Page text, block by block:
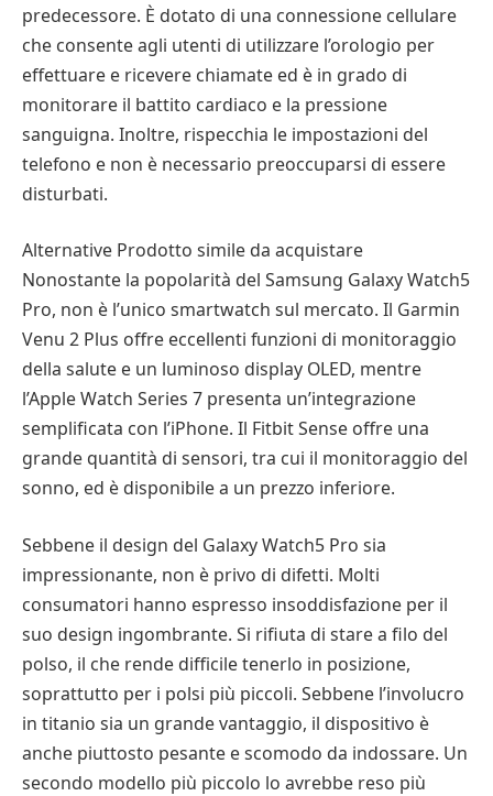
predecessore. È dotato di una connessione cellulare
che consente agli utenti di utilizzare l’orologio per
effettuare e ricevere chiamate ed è in grado di
monitorare il battito cardiaco e la pressione
sanguigna. Inoltre, rispecchia le impostazioni del
telefono e non è necessario preoccuparsi di essere
disturbati.
Alternative Prodotto simile da acquistare
Nonostante la popolarità del Samsung Galaxy Watch5
Pro, non è l’unico smartwatch sul mercato. Il Garmin
Venu 2 Plus offre eccellenti funzioni di monitoraggio
della salute e un luminoso display OLED, mentre
l’Apple Watch Series 7 presenta un’integrazione
semplificata con l’iPhone. Il Fitbit Sense offre una
grande quantità di sensori, tra cui il monitoraggio del
sonno, ed è disponibile a un prezzo inferiore.
Sebbene il design del Galaxy Watch5 Pro sia
impressionante, non è privo di difetti. Molti
consumatori hanno espresso insoddisfazione per il
suo design ingombrante. Si rifiuta di stare a filo del
polso, il che rende difficile tenerlo in posizione,
soprattutto per i polsi più piccoli. Sebbene l’involucro
in titanio sia un grande vantaggio, il dispositivo è
anche piuttosto pesante e scomodo da indossare. Un
secondo modello più piccolo lo avrebbe reso più